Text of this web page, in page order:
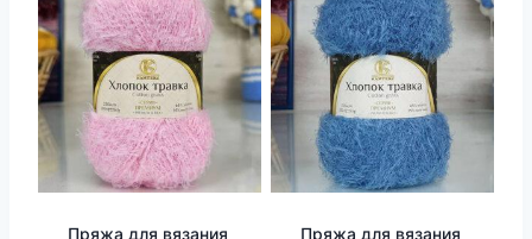
Пряжа для вязания Пряжа для вязания